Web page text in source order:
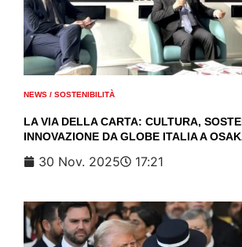
NEWS / SOSTENIBILITÀ
LA VIA DELLA CARTA: CULTURA,
INNOVAZIONE DA GLOBE ITALIA A
30 Nov. 2025 17:21